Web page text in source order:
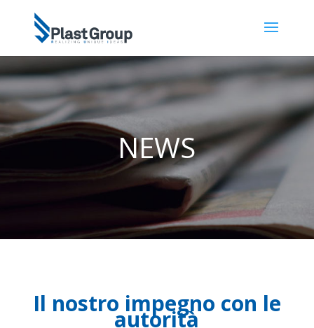
NEWS
Il nostro impegno con le
autorità